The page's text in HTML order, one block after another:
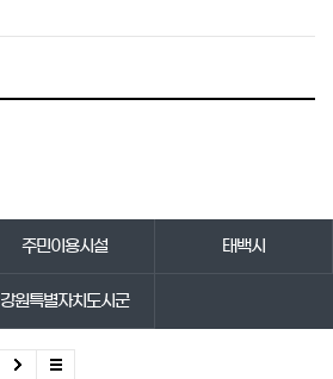
주민이용시설 태백시
강원특별자치도시군